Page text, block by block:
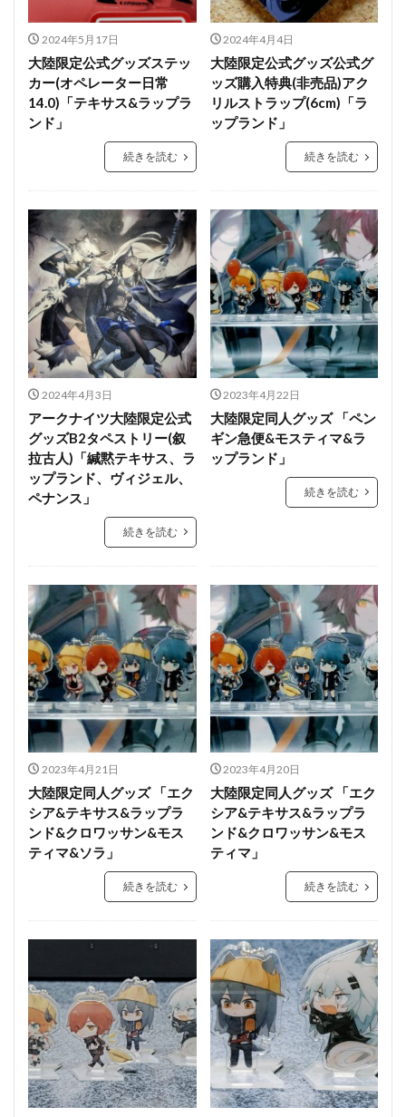
2024年5月17日
大陸限定公式グッズステッ
カー(オペレーター日常
14.0)「テキサス&ラップラ
ンド」
続きを読む
2024年4月4日
大陸限定公式グッズ公式グ
ッズ購入特典(非売品)アク
リルストラップ(6cm)「ラ
ップランド」
続きを読む
2024年4月3日
アークナイツ大陸限定公式
グッズB2タペストリー(叙
拉古人)「緘黙テキサス、ラ
ップランド、ヴィジェル、
ペナンス」
続きを読む
2023年4月22日
大陸限定同人グッズ 「ペン
ギン急便&モスティマ&ラ
ップランド」
続きを読む
2023年4月21日
大陸限定同人グッズ 「エク
シア&テキサス&ラップラ
ンド&クロワッサン&モス
ティマ&ソラ」
続きを読む
2023年4月20日
大陸限定同人グッズ 「エク
シア&テキサス&ラップラ
ンド&クロワッサン&モス
ティマ」
続きを読む